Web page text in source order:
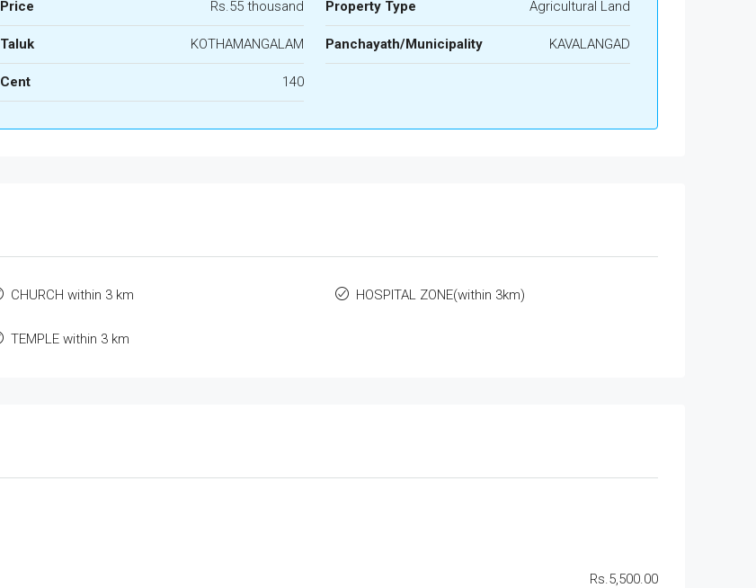
Price Rs.55 thousand Property Type Agricultural Land
Taluk KOTHAMANGALAM Panchayath/Municipality KAVALANGAD
Cent 140
CHURCH within 3 km HOSPITAL ZONE(within 3km)
TEMPLE within 3 km
Rs.5,500.00